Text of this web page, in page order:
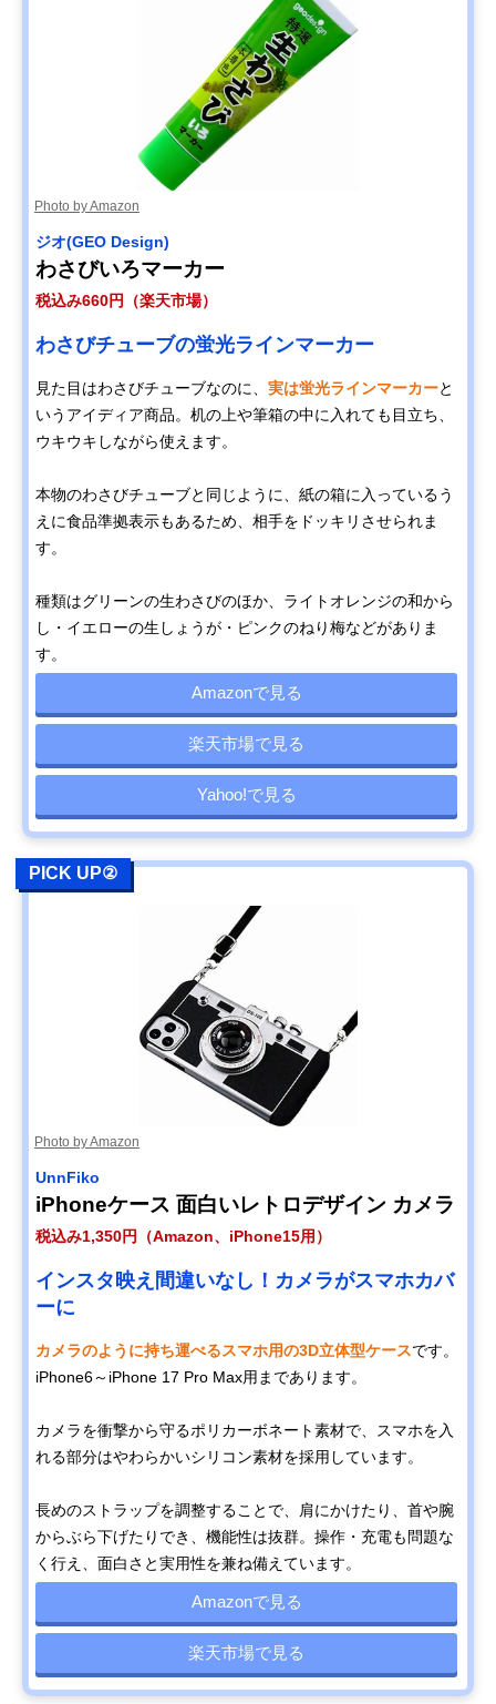
Photo by Amazon
ジオ‎(GEO Design)
わさびいろマーカー
税込み660円（楽天市場）
わさびチューブの蛍光ラインマーカー
見た目はわさびチューブなのに、 実は蛍光ラインマーカーと
いうアイディア商品。机の上や筆箱の中に入れても目立ち、
ウキウキしながら使えます。
本物のわさびチューブと同じように、紙の箱に入っているう
えに食品準拠表示もあるため、相手をドッキリさせられま
す。
種類はグリーンの生わさびのほか、ライトオレンジの和から
し・イエローの生しょうが・ピンクのねり梅などがありま
す。
Amazonで見る
楽天市場で見る
Yahoo!で見る
PICK UP②
Photo by Amazon
‎UnnFiko
iPhoneケース 面白いレトロデザイン カメラ
税込み1,350円（Amazon、iPhone15用）
インスタ映え間違いなし！カメラがスマホカバ
ーに
カメラのように持ち運べるスマホ用の3D立体型ケースです。
iPhone6～iPhone 17 Pro Max用まであります。
カメラを衝撃から守るポリカーボネート素材で、スマホを入
れる部分はやわらかいシリコン素材を採用しています。
長めのストラップを調整することで、肩にかけたり、首や腕
からぶら下げたりでき、機能性は抜群。操作・充電も問題な
く行え、面白さと実用性を兼ね備えています。
Amazonで見る
楽天市場で見る